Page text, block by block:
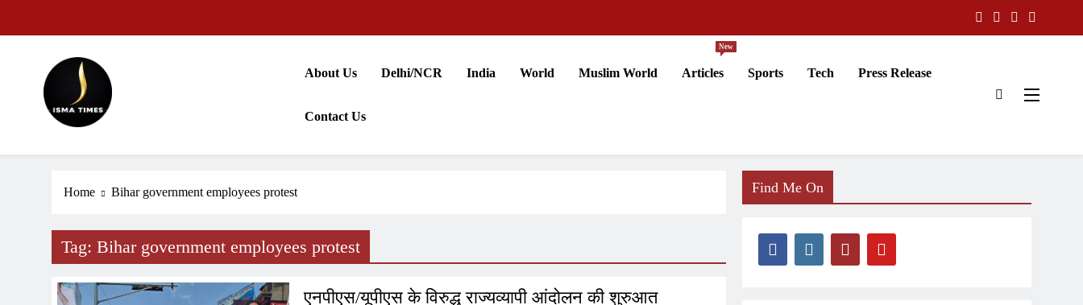
ISMA TIMES NEWS
About Us Delhi/NCR India World Muslim World Articles
New
Sports Tech Press Release
Contact Us
Home Bihar government employees protest
Tag: Bihar government employees protest
एनपीएस/यूपीएस के विरुद्ध राज्यव्यापी आंदोलन की शुरुआत
Find Me On